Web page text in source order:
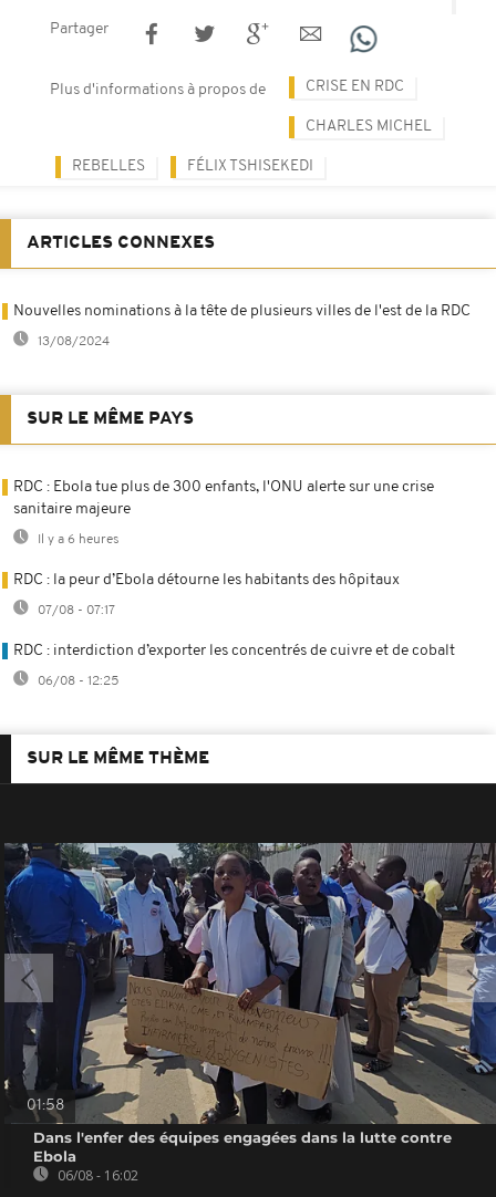
Partager
Plus d'informations à propos de CRISE EN RDC
CHARLES MICHEL
REBELLES FÉLIX TSHISEKEDI
ARTICLES CONNEXES
Nouvelles nominations à la tête de plusieurs villes de l'est de la RDC
13/08/2024
SUR LE MÊME PAYS
RDC : Ebola tue plus de 300 enfants, l'ONU alerte sur une crise
sanitaire majeure
Il y a 6 heures
RDC : la peur d’Ebola détourne les habitants des hôpitaux
07/08 - 07:17
RDC : interdiction d’exporter les concentrés de cuivre et de cobalt
06/08 - 12:25
SUR LE MÊME THÈME
01:58
Dans l'enfer des équipes engagées dans la lutte contre
Ebola
06/08 - 16:02